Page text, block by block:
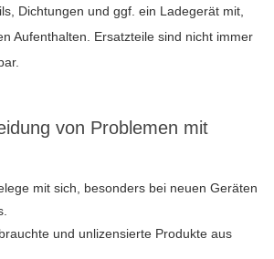
Dichtungen und ggf. ein Ladegerät mit,
Aufenthalten. Ersatzteile sind nicht immer
von Problemen mit
mit sich, besonders bei neuen Geräten
und unlizensierte Produkte aus